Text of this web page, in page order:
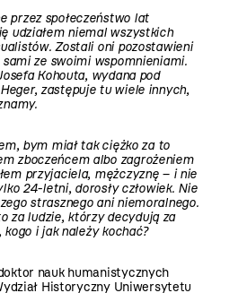
przez społeczeństwo lat
udziałem niemal wszystkich
Zostali oni pozostawieni
ze swoimi wspomnieniami.
Kohouta, wydana pod
zastępuje tu wiele innych,
bym miał tak ciężko za to
zboczeńcem albo zagrożeniem
przyjaciela, mężczyznę – i nie
24-letni, dorosły człowiek. Nie
strasznego ani niemoralnego.
za ludzie, którzy decydują za
kogo i jak należy kochać?
nauk humanistycznych
Historyczny Uniwersytetu